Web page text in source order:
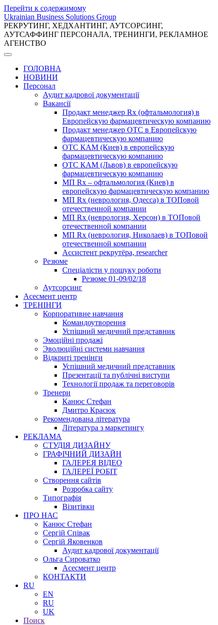
Перейти к содержимому
Ukrainian Business Solutions Group
РЕКРУТИНГ, ХЕДХАНТИНГ, АУТСОРСИНГ,
АУТСАФФИНГ ПЕРСОНАЛА, ТРЕНИНГИ, РЕКЛАМНОЕ
АГЕНСТВО
ГОЛОВНА
НОВИНИ
Персонал
Аудит кадрової документації
Вакансії
Продакт менеджер Rx (офтальмология) в
Европейскую фармацевтическую компанию
Продакт менеджер ОТС в Европейскую
фармацевтическую компанию
ОТС КАМ (Киев) в европейскую
фармацевтическую компанию
ОТС КАМ (Львов) в европейскую
фармацевтическую компанию
МП Rx – офтальмология (Киев) в
европейскую фармацевтическую компанию
МП Rx (неврология, Одесса) в ТОПовой
отечественной компании
МП Rx (неврология, Херсон) в ТОПовой
отечественной компании
МП Rx (неврология, Николаев) в ТОПовой
отечественной компании
Ассистент рекрутёра, researcher
Резюме
Cпеціалісти у пошуку роботи
Резюме 01-09/02/18
Аутсорсинг
Асесмент центр
ТРЕНІНГИ
Корпоративне навчання
Командоутворення
Успішний медичний представник
Эмоційні продажі
Эволюційні системи навчання
Відкриті тренінги
Успішний медичний представник
Презентації та публічні виступи
Технології продаж та переговорів
Тренери
Канюс Стефан
Дмитро Красюк
Рекомендована література
Література з маркетингу
РЕКЛАМА
СТУДІЯ ДИЗАЙНУ
ГРАФІЧНИЙ ДИЗАЙН
ГАЛЕРЕЯ ВІДЕО
ГАЛЕРЕЇ РОБІТ
Створення сайтів
Розробка сайту
Типографія
Візитівки
ПРО НАС
Канюс Стефан
Сергій Співак
Сергій Яковенков
Аудит кадрової документації
Ольга Сироватко
Асесмент центр
КОНТАКТИ
RU
EN
RU
UK
Поиск